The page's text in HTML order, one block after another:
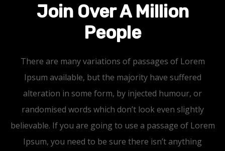
Join Over A Million
People
There are many variations of passages of Lorem
Ipsum available, but the majority have suffered
alteration in some form, by injected humour, or
randomised words which don’t look even slightly
believable. If you are going to use a passage of Lorem
Ipsum, you need to be sure there isn’t anything